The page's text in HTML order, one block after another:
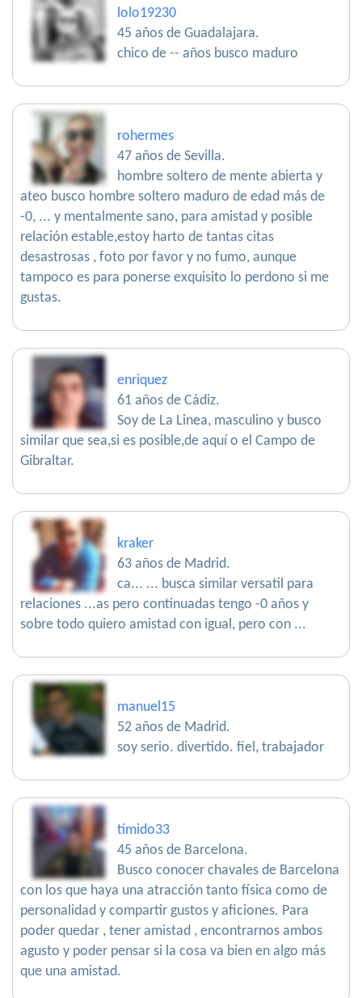
lolo19230
45 años de Guadalajara.
chico de -- años busco maduro
rohermes
47 años de Sevilla.
hombre soltero de mente abierta y
ateo busco hombre soltero maduro de edad más de
-0, ... y mentalmente sano, para amistad y posible
relación estable,estoy harto de tantas citas
desastrosas , foto por favor y no fumo, aunque
tampoco es para ponerse exquisito lo perdono si me
gustas.
enriquez
61 años de Cádiz.
Soy de La Linea, masculino y busco
similar que sea,si es posible,de aquí o el Campo de
Gibraltar.
kraker
63 años de Madrid.
ca... ... busca similar versatil para
relaciones ...as pero continuadas tengo -0 años y
sobre todo quiero amistad con igual, pero con ...
manuel15
52 años de Madrid.
soy serio. divertido. fiel, trabajador
timido33
45 años de Barcelona.
Busco conocer chavales de Barcelona
con los que haya una atracción tanto física como de
personalidad y compartir gustos y aficiones. Para
poder quedar , tener amistad , encontrarnos ambos
agusto y poder pensar si la cosa va bien en algo más
que una amistad.